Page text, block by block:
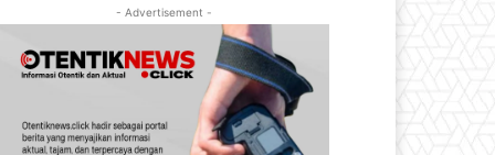
- Advertisement -